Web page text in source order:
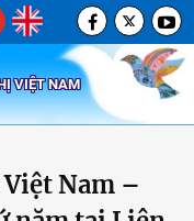
VIỆT NAM
Nam –